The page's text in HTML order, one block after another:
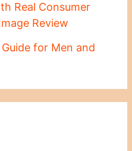
Real Consumer
Review
for Men and